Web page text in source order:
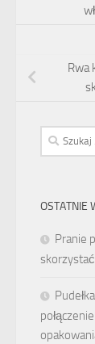
Rwa
Szukaj:
OSTATNIE
Pranie
skorzystać